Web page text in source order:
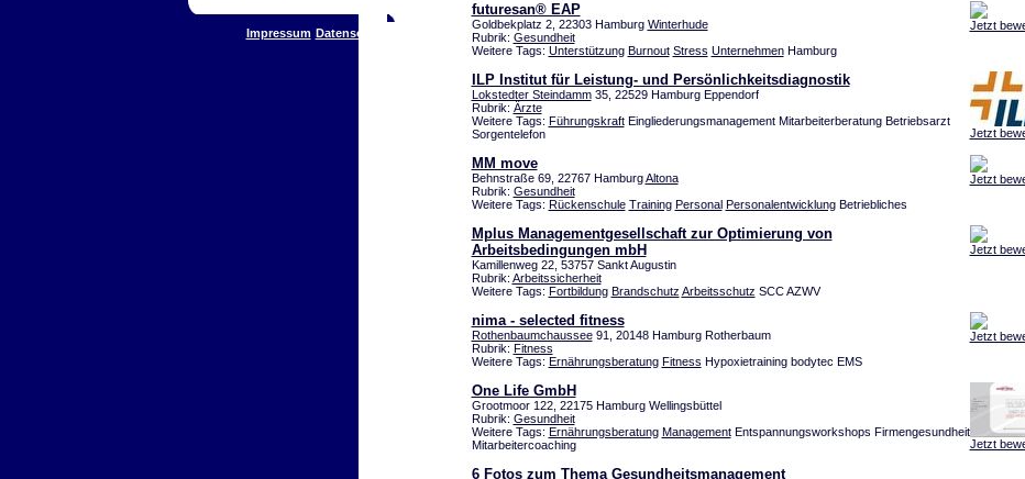
Impressum Datenschutz
Jetzt
futuresan® EAP
Goldbekplatz 2, 22303 Hamburg Winterhude
Rubrik: Gesundheit
Weitere Tags: Unterstützung Burnout Stress UnternehmenHamburg
Jetzt
ILP Institut für Leistung- und Persönlichkeitsdiagnostik
Lokstedter Steindamm35, 22529 Hamburg Eppendorf
Rubrik: Ärzte
Weitere Tags: FührungskraftEingliederungsmanagement Mitarbeiterberatung Betriebsarzt
Sorgentelefon
Jetzt
MM move
Behnstraße 69, 22767 HamburgAltona
Rubrik: Gesundheit
Weitere Tags: Rückenschule Training Personal PersonalentwicklungBetriebliches
Jetzt
Mplus Managementgesellschaft zur Optimierung von
Arbeitsbedingungen mbH
Kamillenweg 22, 53757 Sankt Augustin
Rubrik: Arbeitssicherheit
Weitere Tags: Fortbildung Brandschutz Arbeitsschutz SCC AZWV
Jetzt
nima - selected fitness
Rothenbaumchaussee91, 20148 Hamburg Rotherbaum
Rubrik: Fitness
Weitere Tags: Ernährungsberatung Fitness Hypoxietraining bodytec EMS
Jetzt
One Life GmbH
Grootmoor 122, 22175 Hamburg Wellingsbüttel
Rubrik: Gesundheit
Weitere Tags: Ernährungsberatung ManagementEntspannungsworkshops Firmengesundheit
Mitarbeitercoaching
6 Fotos zum Thema Gesundheitsmanagement